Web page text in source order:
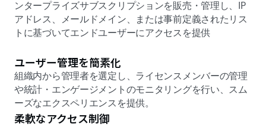
ンタープライズサブスクリプションを販売・管理し、IP
アドレス、メールドメイン、または事前定義されたリス
トに基づいてエンドユーザーにアクセスを提供
ユーザー管理を簡素化
組織内から管理者を選定し、ライセンスメンバーの管理
や統計・エンゲージメントのモニタリングを行い、スム
ーズなエクスペリエンスを提供。
柔軟なアクセス制御